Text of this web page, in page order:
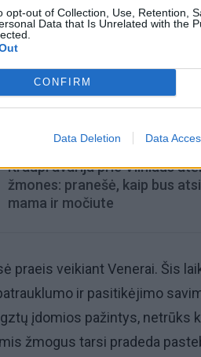
opt-out of Collection, Use, Retention,
Data that Is Unrelated with the
CONFIRM
Data Deletion Data
Aiškiaregės pranašystė:
Kraupi avarija prie Vilniaus
žmones: pranešė, kaip bus
mama ir močiute
praeis veikiant Venerai. Šis
ir pasitikėjimo
įdomios pažintys, netrūks
žmogus tarsi pradeda